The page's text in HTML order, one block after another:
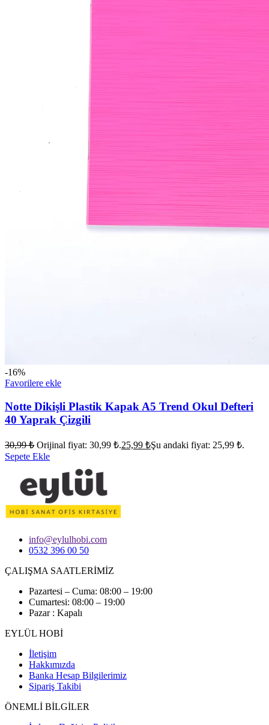
-16%
Favorilere ekle
Notte Dikişli Plastik Kapak A5 Trend Okul Defteri
40 Yaprak Çizgili
30,99₺ Orijinal fiyat: 30,99 ₺.25,99 ₺Şu andaki fiyat: 25,99 ₺.
Sepete Ekle
info@eylulhobi.com
0532 396 00 50
ÇALIŞMA SAATLERİMİZ
Pazartesi – Cuma: 08:00 – 19:00
Cumartesi: 08:00 – 19:00
Pazar : Kapalı
EYLÜL HOBİ
İletişim
Hakkımızda
Banka Hesap Bilgilerimiz
Sipariş Takibi
ÖNEMLİ BİLGİLER